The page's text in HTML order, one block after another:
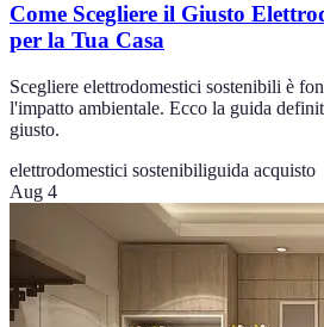
Come Scegliere il Giusto
per la Tua Casa
Scegliere elettrodomestici sostenibili è
l'impatto ambientale. Ecco la guida
giusto.
elettrodomestici sostenibiliguida acquisto
Aug 4